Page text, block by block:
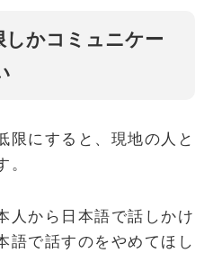
しかコミュニケー
限にすると、現地の人と
。
人から日本語で話しかけ
語で話すのをやめてほし